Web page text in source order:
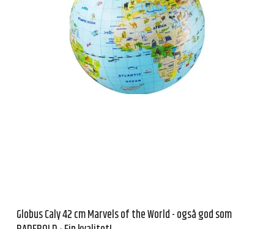
Globus Caly 42 cm Marvels of the World - også god som